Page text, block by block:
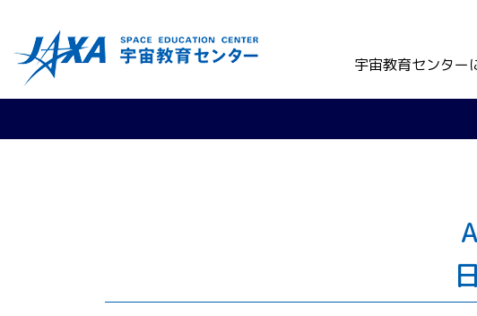
宇宙教育センター